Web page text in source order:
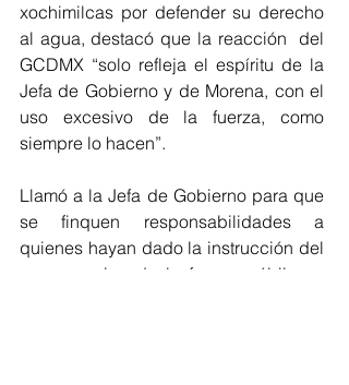
xochimilcas por defender su derecho
al agua, destacó que la reacción  del
GCDMX “solo refleja el espíritu de la
Jefa de Gobierno y de Morena, con el
uso excesivo de la fuerza, como
siempre lo hacen”.
Llamó a la Jefa de Gobierno para que
se finquen responsabilidades a
quienes hayan dado la instrucción del
uso excesivo de la fuerza pública y